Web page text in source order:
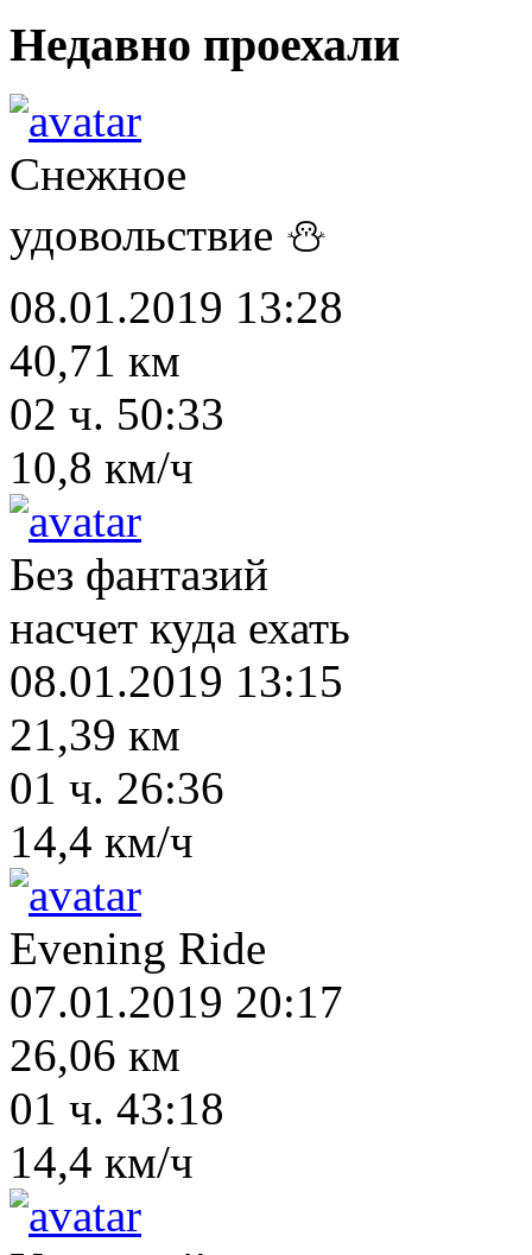
Недавно проехали
Снежное
удовольствие ⛄
08.01.2019 13:28
40,71 км
02 ч. 50:33
10,8 км/ч
Без фантазий
насчет куда ехать
08.01.2019 13:15
21,39 км
01 ч. 26:36
14,4 км/ч
Evening Ride
07.01.2019 20:17
26,06 км
01 ч. 43:18
14,4 км/ч